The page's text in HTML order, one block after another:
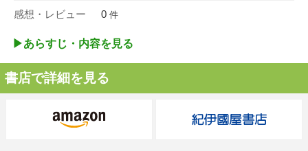
感想・レビュー 0 件
▶︎あらすじ・内容を見る
書店で詳細を見る